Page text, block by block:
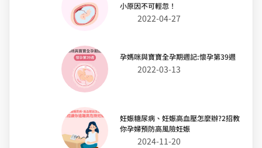
小原因不可輕忽！
2022-04-27
孕媽咪與寶寶全孕期週記:懷孕第39週
2022-03-13
妊娠糖尿病、妊娠高血壓怎麼辦?2招教
你孕婦預防高風險妊娠
2024-11-20